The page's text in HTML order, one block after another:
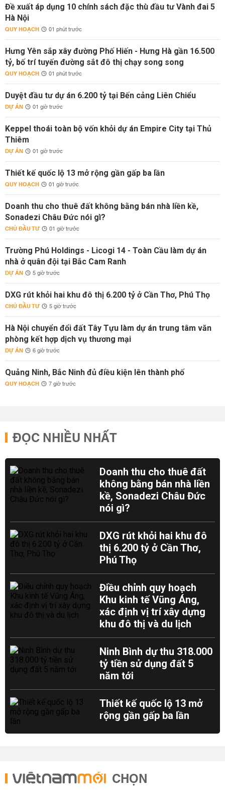
Đề xuất áp dụng 10 chính sách đặc thù đầu tư Vành đai 5
Hà Nội
QUY HOẠCH 01 phút trước
Hưng Yên sắp xây đường Phố Hiến - Hưng Hà gần 16.500
tỷ, bố trí tuyến đường sắt đô thị chạy song song
QUY HOẠCH 01 phút trước
Duyệt đầu tư dự án 6.200 tỷ tại Bến cảng Liên Chiểu
DỰ ÁN 01 giờ trước
Keppel thoái toàn bộ vốn khỏi dự án Empire City tại Thủ
Thiêm
DỰ ÁN 01 giờ trước
Thiết kế quốc lộ 13 mở rộng gần gấp ba lần
QUY HOẠCH 01 giờ trước
Doanh thu cho thuê đất không bằng bán nhà liền kề,
Sonadezi Châu Đức nói gì?
CHỦ ĐẦU TƯ 01 giờ trước
Trường Phú Holdings - Licogi 14 - Toàn Cầu làm dự án
nhà ở quân đội tại Bắc Cam Ranh
DỰ ÁN 5 giờ trước
DXG rút khỏi hai khu đô thị 6.200 tỷ ở Cần Thơ, Phú Thọ
CHỦ ĐẦU TƯ 5 giờ trước
Hà Nội chuyển đổi đất Tây Tựu làm dự án trung tâm văn
phòng kết hợp dịch vụ thương mại
DỰ ÁN 6 giờ trước
Quảng Ninh, Bắc Ninh đủ điều kiện lên thành phố
QUY HOẠCH 7 giờ trước
ĐỌC NHIỀU NHẤT
Doanh thu cho thuê đất
không bằng bán nhà liền
kề, Sonadezi Châu Đức
nói gì?
DXG rút khỏi hai khu đô
thị 6.200 tỷ ở Cần Thơ,
Phú Thọ
Điều chỉnh quy hoạch
Khu kinh tế Vũng Áng,
xác định vị trí xây dựng
khu đô thị và du lịch
Ninh Bình dự thu 318.000
tỷ tiền sử dụng đất 5
năm tới
Thiết kế quốc lộ 13 mở
rộng gần gấp ba lần
CHỌN